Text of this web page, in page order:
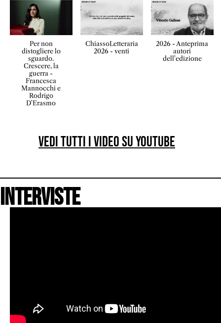
Per non
distogliere lo
sguardo.
Crescere, la
guerra -
Francesca
Mannocchi e
Rodrigo
D'Erasmo
ChiassoLetteraria
2026 - venti
2026 - Anteprima
autori
dell'edizione
Vedi tutti i video su youtube
Interviste